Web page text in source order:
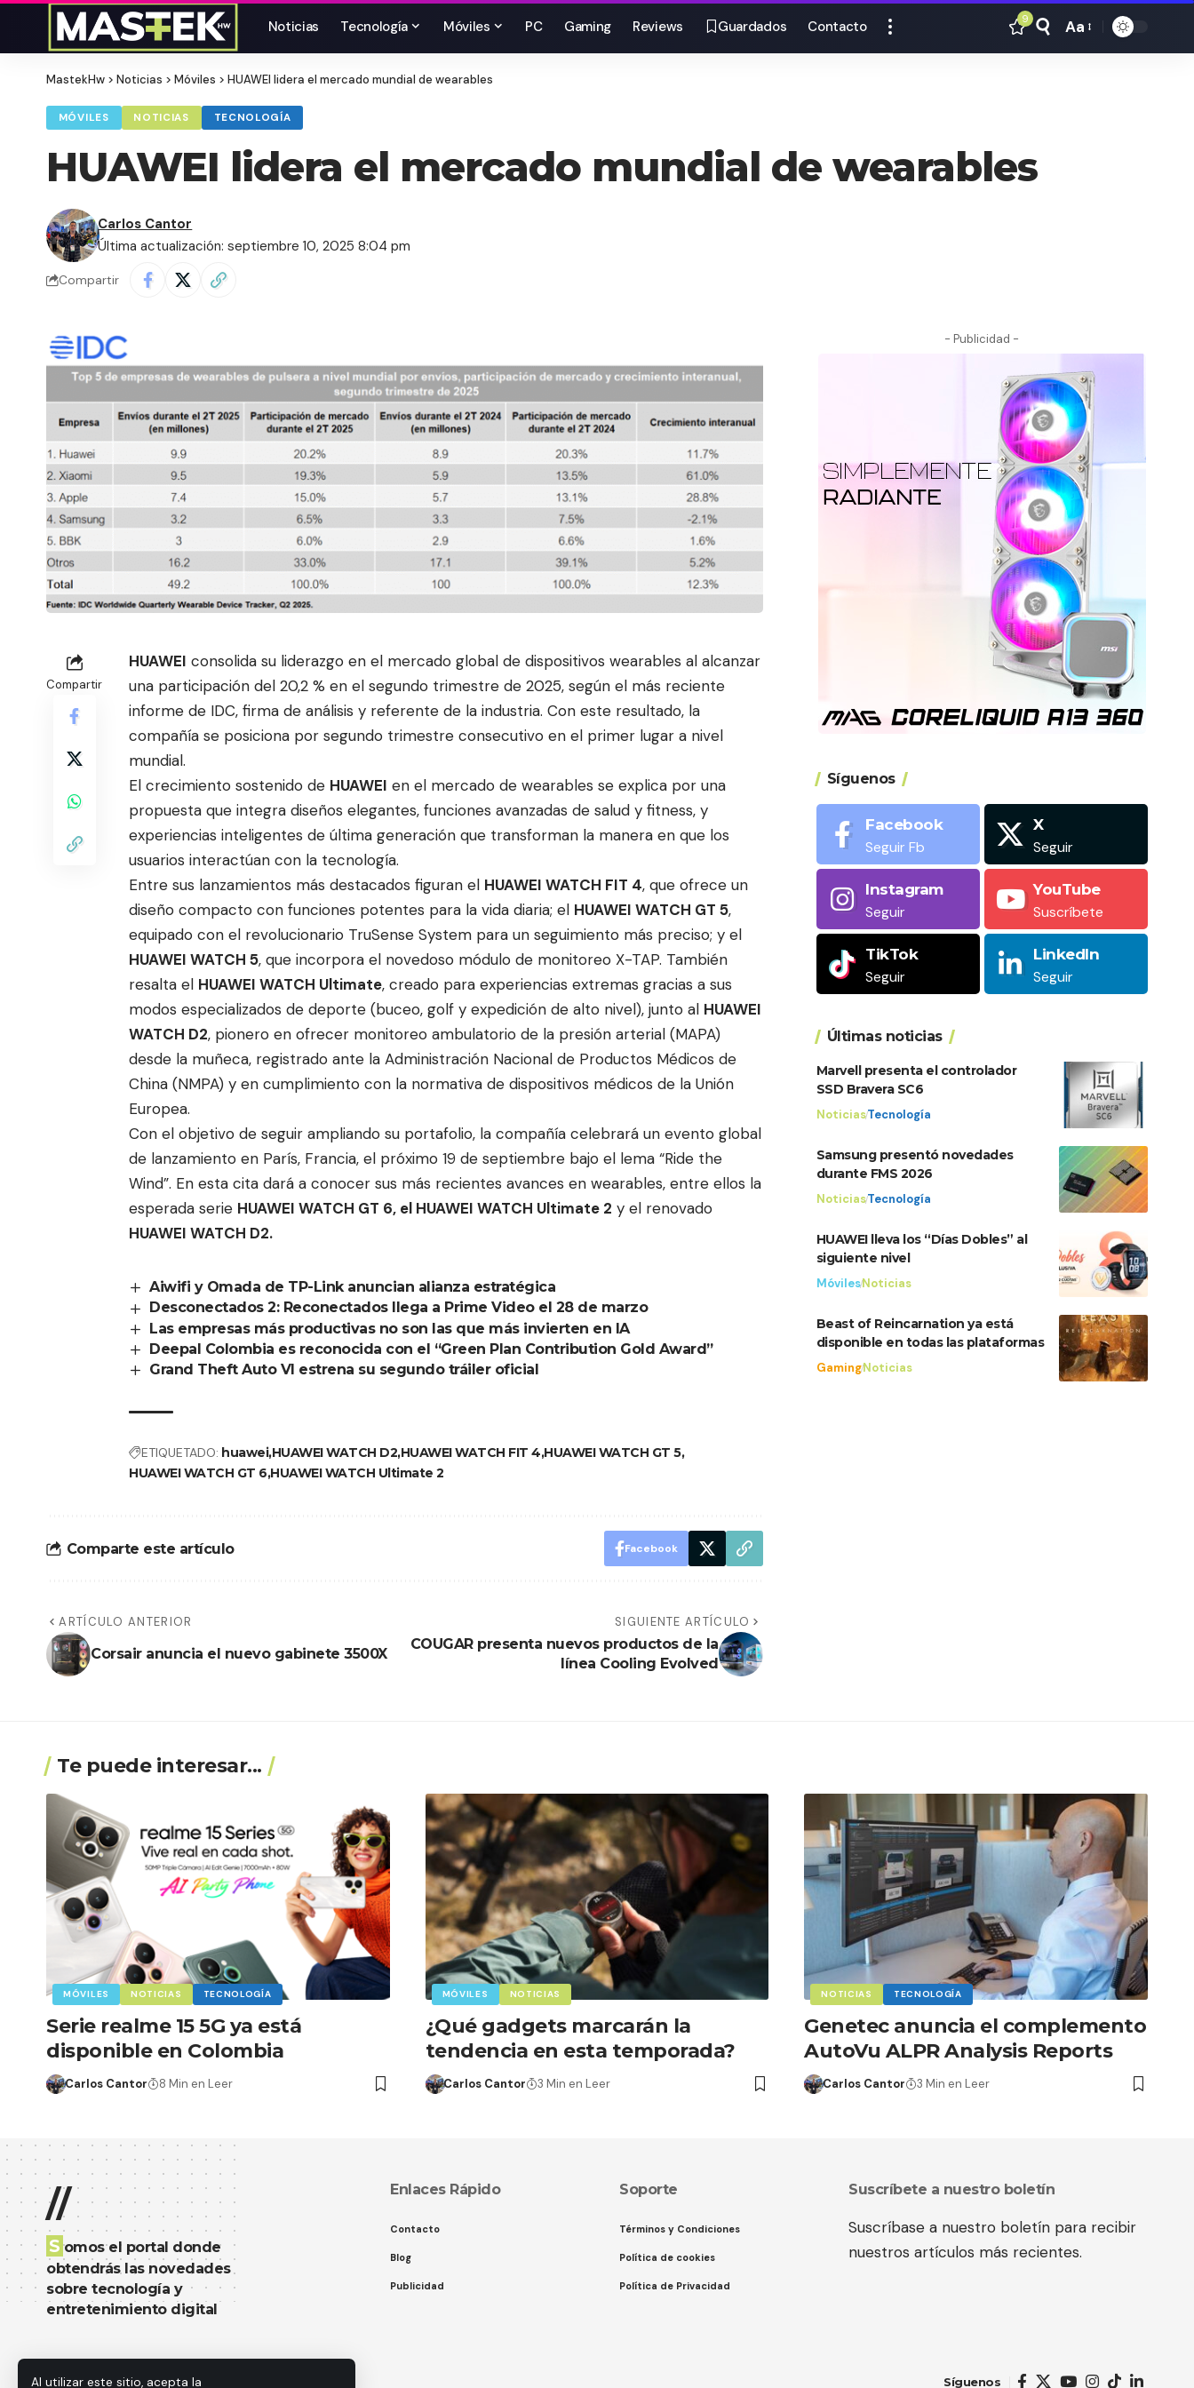
Al utilizar este sitio, acepta la
Noticias Tecnología Móviles PC Gaming Reviews Guardados Contacto 9
Tamaño
Aa
MastekHw > Noticias > Móviles > HUAWEI lidera el mercado mundial de wearables
MÓVILES NOTICIAS TECNOLOGÍA
HUAWEI lidera el mercado mundial de wearables
Última actualización: septiembre 10, 2025 8:04 pm
Carlos Cantor
Compartir
Compartir
HUAWEI consolida su liderazgo en el mercado global de dispositivos wearables al alcanzar
una participación del 20,2 % en el segundo trimestre de 2025, según el más reciente
informe de IDC, firma de análisis y referente de la industria. Con este resultado, la
compañía se posiciona por segundo trimestre consecutivo en el primer lugar a nivel
mundial.
El crecimiento sostenido de HUAWEI en el mercado de wearables se explica por una
propuesta que integra diseños elegantes, funciones avanzadas de salud y fitness, y
experiencias inteligentes de última generación que transforman la manera en que los
usuarios interactúan con la tecnología.
Entre sus lanzamientos más destacados figuran el HUAWEI WATCH FIT 4, que ofrece un
diseño compacto con funciones potentes para la vida diaria; el HUAWEI WATCH GT 5,
equipado con el revolucionario TruSense System para un seguimiento más preciso; y el
HUAWEI WATCH 5, que incorpora el novedoso módulo de monitoreo X-TAP. También
resalta el HUAWEI WATCH Ultimate, creado para experiencias extremas gracias a sus
modos especializados de deporte (buceo, golf y expedición de alto nivel), junto al HUAWEI
WATCH D2, pionero en ofrecer monitoreo ambulatorio de la presión arterial (MAPA)
desde la muñeca, registrado ante la Administración Nacional de Productos Médicos de
China (NMPA) y en cumplimiento con la normativa de dispositivos médicos de la Unión
Europea.
Con el objetivo de seguir ampliando su portafolio, la compañía celebrará un evento global
de lanzamiento en París, Francia, el próximo 19 de septiembre bajo el lema “Ride the
Wind”. En esta cita dará a conocer sus más recientes avances en wearables, entre ellos la
esperada serie HUAWEI WATCH GT 6, el HUAWEI WATCH Ultimate 2 y el renovado
HUAWEI WATCH D2.
Aiwifi y Omada de TP-Link anuncian alianza estratégica
Desconectados 2: Reconectados llega a Prime Video el 28 de marzo
Las empresas más productivas no son las que más invierten en IA
Deepal Colombia es reconocida con el “Green Plan Contribution Gold Award”
Grand Theft Auto VI estrena su segundo tráiler oficial
ETIQUETADO: huaweiHUAWEI WATCH D2HUAWEI WATCH FIT 4 HUAWEI WATCH GT 5
HUAWEI WATCH GT 6 HUAWEI WATCH Ultimate 2
Comparte este artículo Facebook
ARTÍCULO ANTERIOR
Corsair anuncia el nuevo gabinete 3500X
SIGUIENTE ARTÍCULO
COUGAR presenta nuevos productos de la
línea Cooling Evolved
- Publicidad -
Síguenos
Facebook
Seguir Fb
X
Seguir
Instagram
Seguir
YouTube
Suscríbete
TikTok
Seguir
LinkedIn
Seguir
Últimas noticias
Marvell presenta el controlador
SSD Bravera SC6
NoticiasTecnología
Samsung presentó novedades
durante FMS 2026
NoticiasTecnología
HUAWEI lleva los “Días Dobles” al
siguiente nivel
MóvilesNoticias
Beast of Reincarnation ya está
disponible en todas las plataformas
GamingNoticias
Te puede interesar...
MÓVILES NOTICIAS TECNOLOGÍA
Serie realme 15 5G ya está
disponible en Colombia
Carlos Cantor 8 Min en Leer
MÓVILES NOTICIAS
¿Qué gadgets marcarán la
tendencia en esta temporada?
Carlos Cantor 3 Min en Leer
NOTICIAS TECNOLOGÍA
Genetec anuncia el complemento
AutoVu ALPR Analysis Reports
Carlos Cantor 3 Min en Leer
//
S omos el portal donde
obtendrás las novedades
sobre tecnología y
entretenimiento digital
Enlaces Rápido
Contacto
Blog
Publicidad
Soporte
Términos y Condiciones
Política de cookies
Política de Privacidad
Suscríbete a nuestro boletín
Suscríbase a nuestro boletín para recibir
nuestros artículos más recientes.
Síguenos